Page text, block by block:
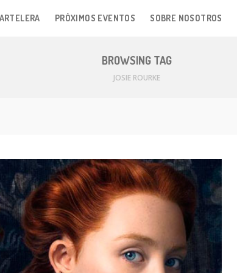
PRÓXIMOS EVENTOS SOBRE NOSOTROS
BROWSING TAG
JOSIE ROURKE